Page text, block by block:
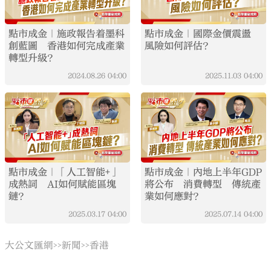
點市成金｜施政報告着墨科
創藍圖 香港如何完成產業
轉型升級？
2024.08.26 04:00
點市成金｜國際金價震盪
風險如何評估？
2025.11.03 04:00
點市成金｜「人工智能+」
成熱詞 AI如何賦能區塊
鏈？
2025.03.17 04:00
點市成金｜內地上半年GDP
將公布 消費轉型 傳統產
業如何應對？
2025.07.14 04:00
大公文匯網>>新聞>>香港